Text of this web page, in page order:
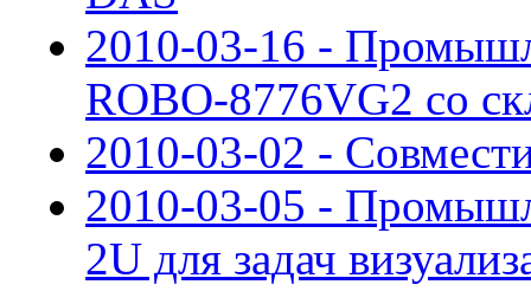
2010-03-16 -
ROBO-8776VG2 со
2010-03-02 -
2010-03-05 -
2U для задач